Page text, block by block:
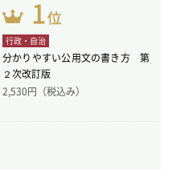
行政・自治
分かりやすい公用文の書き方 第
２次改訂版
2,530円（税込み）